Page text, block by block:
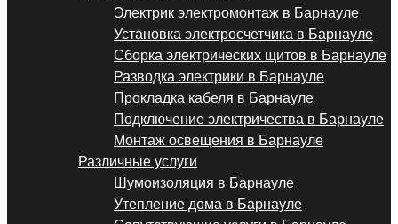
Электрик электромонтаж в Барнауле
Установка электросчетчика в Барнауле
Сборка электрических щитов в Барнауле
Разводка электрики в Барнауле
Прокладка кабеля в Барнауле
Подключение электричества в Барнауле
Монтаж освещения в Барнауле
Различные услуги
Шумоизоляция в Барнауле
Утепление дома в Барнауле